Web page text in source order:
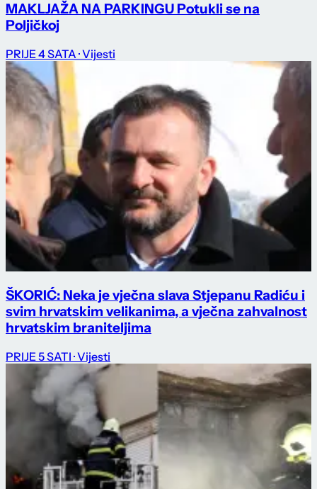
MAKLJAŽA NA PARKINGU Potukli se na
Poljičkoj
PRIJE 4 SATA · Vijesti
ŠKORIĆ: Neka je vječna slava Stjepanu Radiću i
svim hrvatskim velikanima, a vječna zahvalnost
hrvatskim braniteljima
PRIJE 5 SATI · Vijesti